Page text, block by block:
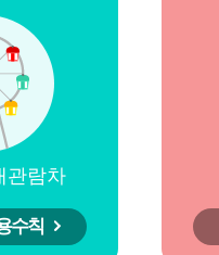
관람차
수칙